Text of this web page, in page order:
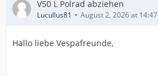
V50 L Polrad abziehen
Lucullus81 August 2, 2026 at 14:47
Hallo liebe Vespafreunde,